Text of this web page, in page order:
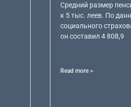
Средний размер
к 5 тыс. леев. По
социального
он составил 4 808,9
Read more >